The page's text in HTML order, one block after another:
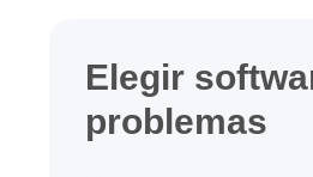
Elegir
problemas